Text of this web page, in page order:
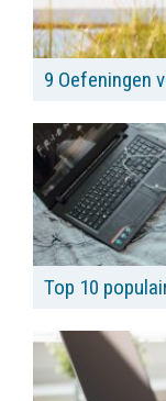
9 Oefeningen
Top 10